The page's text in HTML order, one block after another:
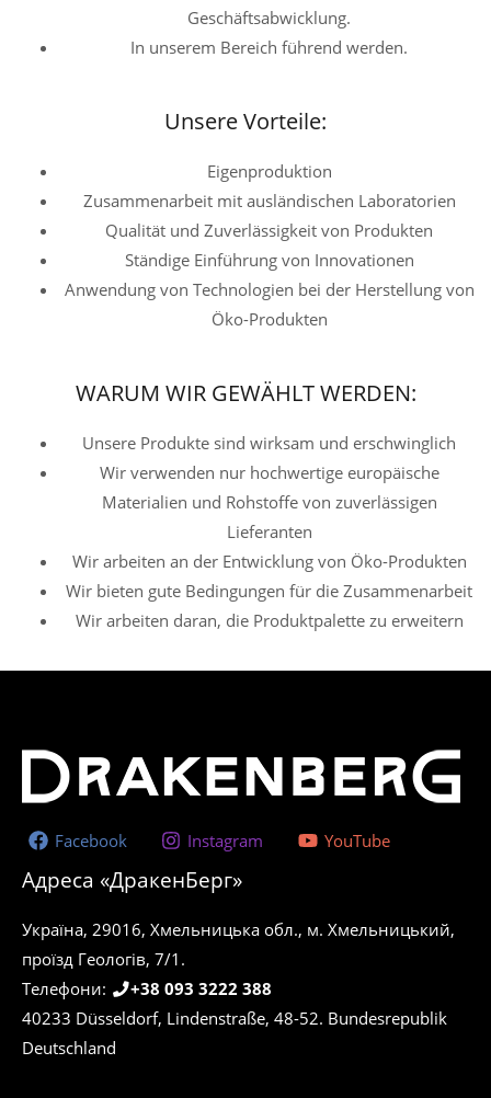
Geschäftsabwicklung.
In unserem Bereich führend werden.
Unsere Vorteile:
Eigenproduktion
Zusammenarbeit mit ausländischen Laboratorien
Qualität und Zuverlässigkeit von Produkten
Ständige Einführung von Innovationen
Anwendung von Technologien bei der Herstellung von
Öko-Produkten
WARUM WIR GEWÄHLT WERDEN:
Unsere Produkte sind wirksam und erschwinglich
Wir verwenden nur hochwertige europäische
Materialien und Rohstoffe von zuverlässigen
Lieferanten
Wir arbeiten an der Entwicklung von Öko-Produkten
Wir bieten gute Bedingungen für die Zusammenarbeit
Wir arbeiten daran, die Produktpalette zu erweitern
Facebook Instagram YouTube
Адреса «ДракенБерг»
Україна, 29016, Хмельницька обл., м. Хмельницький,
проїзд Геологів, 7/1.
Телефони:
+38 093 3222 388
40233 Düsseldorf, Lindenstraße, 48-52. Bundesrepublik
Deutschland